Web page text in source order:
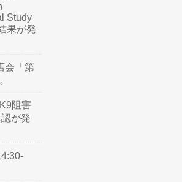
Study
果が発
会「第
阻害
が発